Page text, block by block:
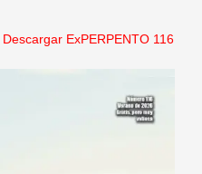
Descargar ExPERPENTO 116